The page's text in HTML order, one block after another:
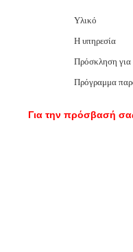
Υλικό
Η υπηρεσία
Πρόσκληση
Πρόγραμμα
Για την πρόσβασή